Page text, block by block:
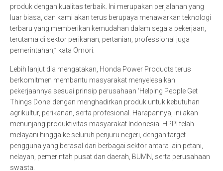
produk dengan kualitas terbaik. Ini merupakan perjalanan yang
luar biasa, dan kami akan terus berupaya menawarkan teknologi
terbaru yang memberikan kemudahan dalam segala pekerjaan,
terutama di sektor perikanan, pertanian, professional juga
pemerintahan,” kata Omori.
Lebih lanjut dia mengatakan, Honda Power Products terus
berkomitmen membantu masyarakat menyelesaikan
pekerjaannya sesuai prinsip perusahaan ‘Helping People Get
Things Done’ dengan menghadirkan produk untuk kebutuhan
agrikultur, perikanan, serta profesional. Harapannya, ini akan
menunjang produktivitas masyarakat Indonesia. HPPI telah
melayani hingga ke seluruh penjuru negeri, dengan target
pengguna yang berasal dari berbagai sektor antara lain petani,
nelayan, pemerintah pusat dan daerah, BUMN, serta perusahaan
swasta.